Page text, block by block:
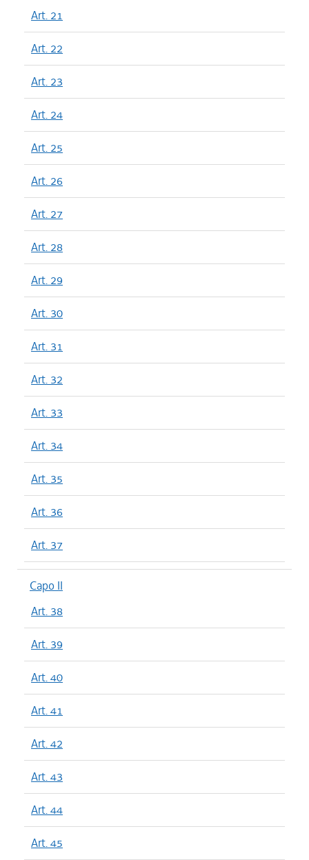
Art. 21
Art. 22
Art. 23
Art. 24
Art. 25
Art. 26
Art. 27
Art. 28
Art. 29
Art. 30
Art. 31
Art. 32
Art. 33
Art. 34
Art. 35
Art. 36
Art. 37
Capo II
Art. 38
Art. 39
Art. 40
Art. 41
Art. 42
Art. 43
Art. 44
Art. 45